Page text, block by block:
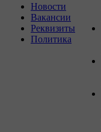
Новости
Вакансии
Реквизиты
Политика